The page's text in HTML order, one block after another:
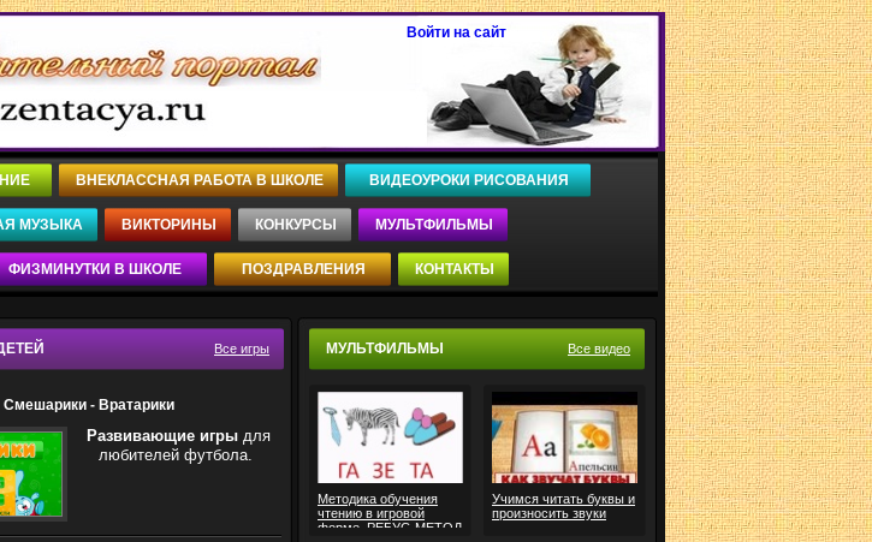
Войти на сайт
ВНЕКЛАССНАЯ РАБОТА В ШКОЛЕ ВИДЕОУРОКИ РИСОВАНИЯ
МУЗЫКА ВИКТОРИНЫ КОНКУРСЫ МУЛЬТФИЛЬМЫ
В ШКОЛЕ ПОЗДРАВЛЕНИЯ КОНТАКТЫ
Все игры
Смешарики - Вратарики
Развивающие игрыдля
любителей футбола.
МУЛЬТФИЛЬМЫ Все видео
Методика обучения
чтению в игровой
форме. РЕБУС-МЕТОД
Учимся читать буквы и
произносить звуки